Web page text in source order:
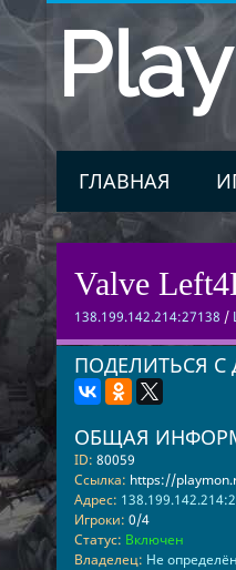
Play
ГЛАВНАЯ
Valve
138.199.142.214:27138 /
ПОДЕЛИТЬСЯ С
ОБЩАЯ
ID: 80059
Ссылка: https://
Адрес:
Игроки: 0/4
Статус: Включен
Владелец: Не определён